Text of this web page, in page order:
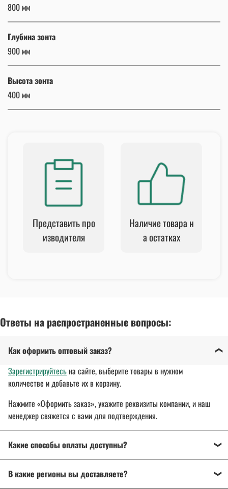
800 мм
Глубина зонта
900 мм
Высота зонта
400 мм
Представить про
изводителя
Наличие товара н
а остатках
Ответы на распространенные вопросы:
Как оформить оптовый заказ?
Зарегистрируйтесьна сайте, выберите товары в нужном
количестве и добавьте их в корзину.
Нажмите «Оформить заказ», укажите реквизиты компании, и наш
менеджер свяжется с вами для подтверждения.
Какие способы оплаты доступны?
расчетный счет организации.
В какие регионы вы доставляете?